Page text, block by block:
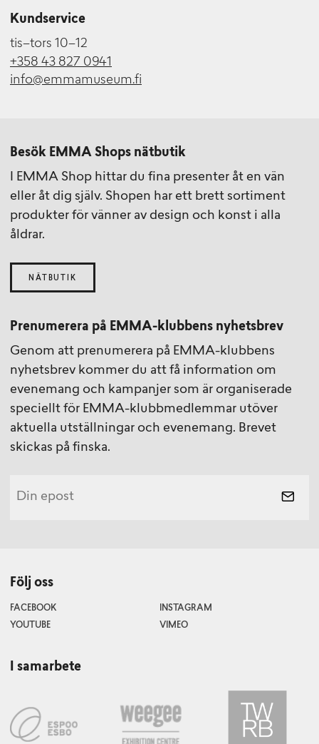
Kundservice
tis–tors 10–12
+358 43 827 0941
info@emmamuseum.fi
Besök EMMA Shops nätbutik
I EMMA Shop hittar du fina presenter åt en vän
eller åt dig själv. Shopen har ett brett sortiment
produkter för vänner av design och konst i alla
åldrar.
NÄTBUTIK
Prenumerera på EMMA-klubbens nyhetsbrev
Genom att prenumerera på EMMA-klubbens
nyhetsbrev kommer du att få information om
evenemang och kampanjer som är organiserade
speciellt för EMMA-klubbmedlemmar utöver
aktuella utställningar och evenemang. Brevet
skickas på finska.
Följ oss
FACEBOOK
INSTAGRAM
YOUTUBE
VIMEO
I samarbete